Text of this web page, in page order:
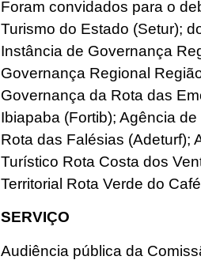
Foram convidados para o
Turismo do Estado (Setur);
Instância de Governança
Governança Regional
Governança da Rota das
Ibiapaba (Fortib); Agência
Rota das Falésias (Adeturf);
Turístico Rota Costa dos
Territorial Rota Verde do
SERVIÇO
Audiência pública da